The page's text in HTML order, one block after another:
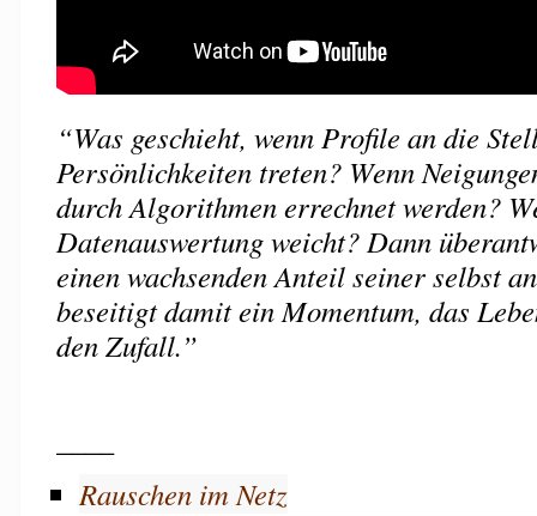
“Was geschieht, wenn Profile an die
Persönlichkeiten treten? Wenn
durch Algorithmen errechnet werden?
Datenauswertung weicht? Dann
einen wachsenden Anteil seiner selbst
beseitigt damit ein Momentum, das
den Zufall.”
Rauschen im Netz